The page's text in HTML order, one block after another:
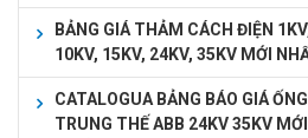
BẢNG GIÁ THẢM CÁCH ĐIỆN
10KV, 15KV, 24KV, 35KV MỚI
CATALOGUA BẢNG BÁO GIÁ ỐNG
TRUNG THẾ ABB 24KV 35KV MỚI